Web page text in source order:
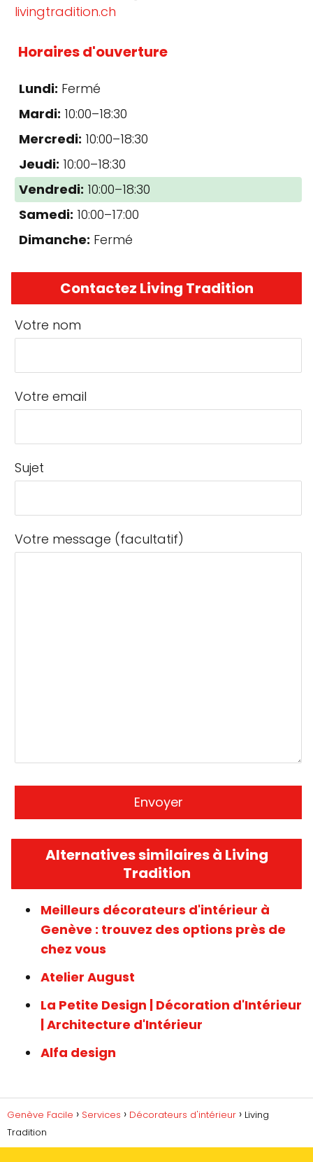
livingtradition.ch
Horaires d'ouverture
Lundi: Fermé
Mardi: 10:00–18:30
Mercredi: 10:00–18:30
Jeudi: 10:00–18:30
Vendredi: 10:00–18:30
Samedi: 10:00–17:00
Dimanche: Fermé
Contactez Living Tradition
Votre nom
Votre email
Sujet
Votre message (facultatif)
Alternatives similaires à Living
Tradition
Meilleurs décorateurs d'intérieur à
Genève : trouvez des options près de
chez vous
Atelier August
La Petite Design | Décoration d'Intérieur
| Architecture d'Intérieur
Alfa design
Genève Facile Services Décorateurs d'intérieur
Living
Tradition